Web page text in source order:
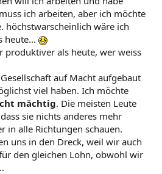
ich arbeiten, aber ich möchte
höchstwarscheinlich wäre ich
heute...
produktiver als heute, wer weiss
auf Macht aufgebaut
viel haben. Ich möchte
mächtig. Die meisten Leute
sie nichts anderes mehr
in alle Richtungen schauen.
uns in den Dreck, weil wir auch
den gleichen Lohn, obwohl wir